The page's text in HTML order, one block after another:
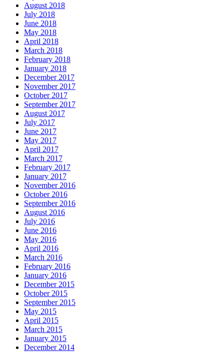
August 2018
July 2018
June 2018
May 2018
April 2018
March 2018
February 2018
January 2018
December 2017
November 2017
October 2017
September 2017
August 2017
July 2017
June 2017
May 2017
April 2017
March 2017
February 2017
January 2017
November 2016
October 2016
September 2016
August 2016
July 2016
June 2016
May 2016
April 2016
March 2016
February 2016
January 2016
December 2015
October 2015
September 2015
May 2015
April 2015
March 2015
January 2015
December 2014